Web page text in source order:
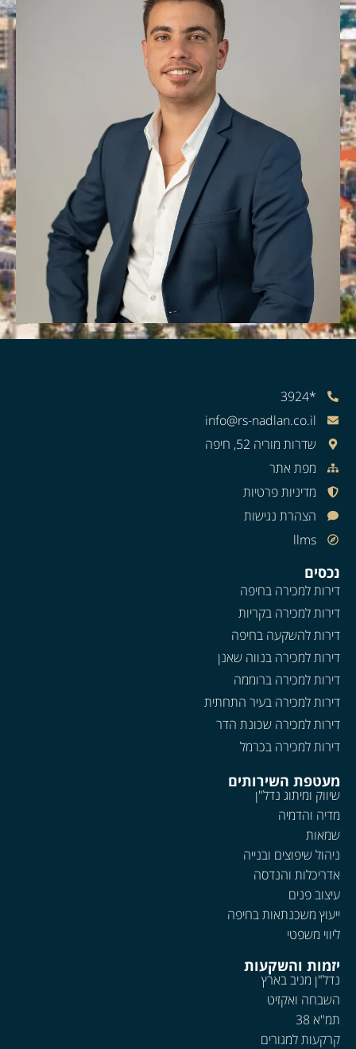
*3924
info@rs-nadlan.co.il
שדרות מוריה 52, חיפה
מפת אתר
מדיניות פרטיות
הצהרת נגישות
llms
נכסים
דירות למכירה בחיפה
דירות למכירה בקריות
דירות להשקעה בחיפה
דירות למכירה בנווה שאנן
דירות למכירה ברוממה
דירות למכירה בעיר התחתית
דירות למכירה שכונת הדר
דירות למכירה בכרמל
מעטפת השירותים
שיווק ומיתוג נדל"ן
מדיה והדמיה
שמאות
ניהול שיפוצים ובנייה
אדריכלות והנדסה
עיצוב פנים
ייעוץ משכנתאות בחיפה
ליווי משפטי
יזמות והשקעות
נדל"ן מניב בארץ
השבחה ואקזיט
תמ"א 38
קרקעות למגורים